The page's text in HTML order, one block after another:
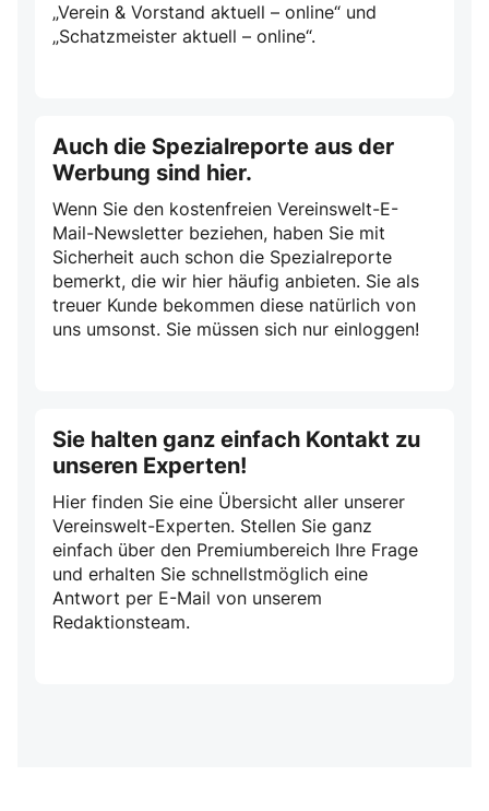
„Verein & Vorstand aktuell – online“ und
„Schatzmeister aktuell – online“.
Auch die Spezialreporte aus der
Werbung sind hier.
Wenn Sie den kostenfreien Vereinswelt-E-
Mail-Newsletter beziehen, haben Sie mit
Sicherheit auch schon die Spezialreporte
bemerkt, die wir hier häufig anbieten. Sie als
treuer Kunde bekommen diese natürlich von
uns umsonst. Sie müssen sich nur einloggen!
Sie halten ganz einfach Kontakt zu
unseren Experten!
Hier finden Sie eine Übersicht aller unserer
Vereinswelt-Experten. Stellen Sie ganz
einfach über den Premiumbereich Ihre Frage
und erhalten Sie schnellstmöglich eine
Antwort per E-Mail von unserem
Redaktionsteam.